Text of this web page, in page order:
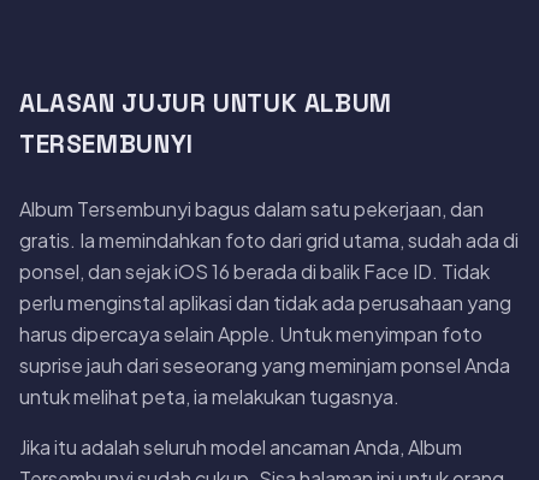
ALASAN JUJUR UNTUK ALBUM
TERSEMBUNYI
Album Tersembunyi bagus dalam satu pekerjaan, dan
gratis. Ia memindahkan foto dari grid utama, sudah ada di
ponsel, dan sejak iOS 16 berada di balik Face ID. Tidak
perlu menginstal aplikasi dan tidak ada perusahaan yang
harus dipercaya selain Apple. Untuk menyimpan foto
suprise jauh dari seseorang yang meminjam ponsel Anda
untuk melihat peta, ia melakukan tugasnya.
Jika itu adalah seluruh model ancaman Anda, Album